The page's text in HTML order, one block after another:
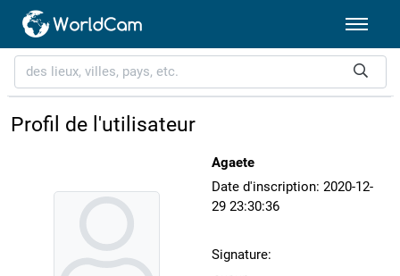
Profil de l'utilisateur
Agaete
Date d'inscription: 2020-12-
29 23:30:36
Signature: